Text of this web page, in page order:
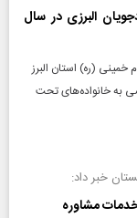
مددجویان البرزی در سال
خمینی (ره) استان البرز
به خانواده‌های تحت
خبر داد: